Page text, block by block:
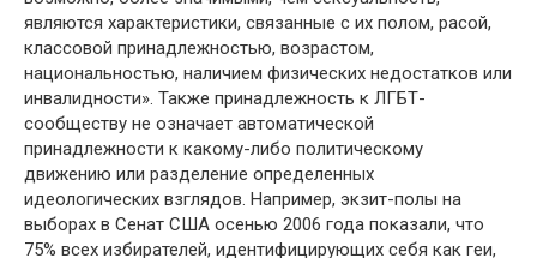
являются характеристики, связанные с их полом, расой,
классовой принадлежностью, возрастом,
национальностью, наличием физических недостатков или
инвалидности». Также принадлежность к ЛГБТ-
сообществу не означает автоматической
принадлежности к какому-либо политическому
движению или разделение определенных
идеологических взглядов. Например, экзит-полы на
выборах в Сенат США осенью 2006 года показали, что
75% всех избирателей, идентифицирующих себя как геи,